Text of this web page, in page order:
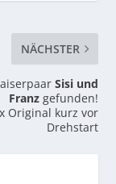
NÄCHSTER
Sisi und
Franzgefunden!
Original kurz vor
Drehstart